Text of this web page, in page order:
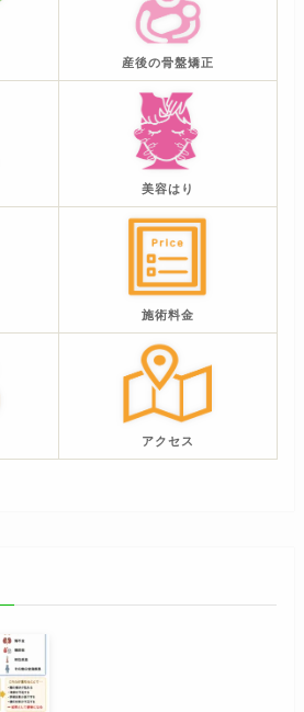
産後の骨盤矯正
美容はり
施術料金
アクセス